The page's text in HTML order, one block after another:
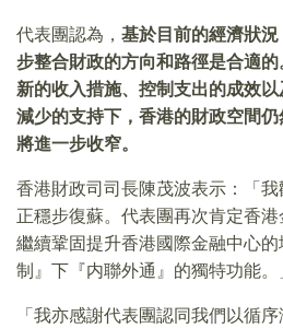
代表團認為， 基於目前的經濟狀
步整合財政的方向和路徑是合適
新的收入措施、控制支出的成效
減少的支持下，香港的財政空間
將進一步收窄。
香港財政司司長陳茂波表示：「
正穩步復蘇。代表團再次肯定香
繼續鞏固提升香港國際金融中心
制』下『内聯外通』的獨特功能。
「我亦感謝代表團認同我們以循